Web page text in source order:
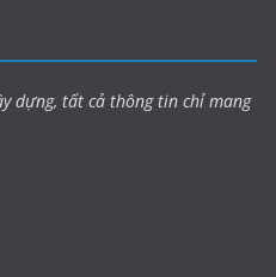
dựng, tất cả thông tin chỉ mang